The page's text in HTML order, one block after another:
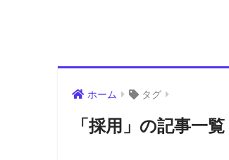
ホーム タグ
「採用」の記事一覧